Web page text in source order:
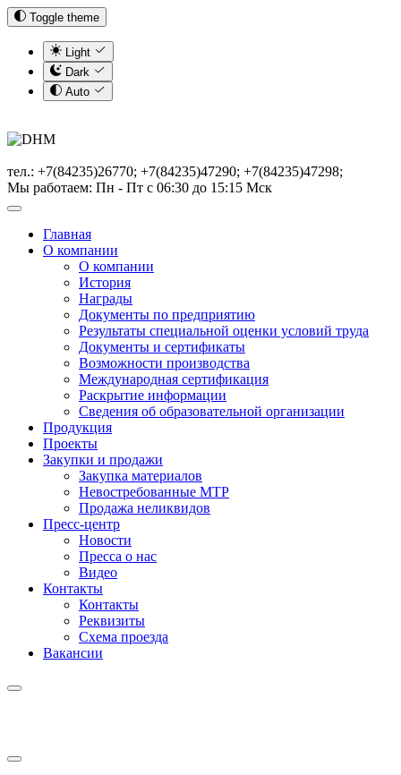
Toggle theme
Light
Dark
Auto
тел.: +7(84235)26770; +7(84235)47290; +7(84235)47298;
Мы работаем: Пн - Пт с 06:30 до 15:15 Мск
Главная
О компании
О компании
История
Награды
Документы по предприятию
Результаты специальной оценки условий труда
Документы и сертификаты
Возможности производства
Международная сертификация
Раскрытие информации
Сведения об образовательной организации
Продукция
Проекты
Закупки и продажи
Закупка материалов
Невостребованные МТР
Продажа неликвидов
Пресс-центр
Новости
Пресса о нас
Видео
Контакты
Контакты
Реквизиты
Схема проезда
Вакансии